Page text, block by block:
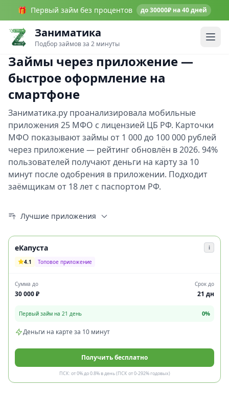
🎁 Первый займ без процентов до 30000₽ на 40 дней
Заниматика
Подбор займов за 2 минуты
Займы через приложение —
быстрое оформление на
смартфоне
Заниматика.ру проанализировала мобильные
приложения 25 МФО с лицензией ЦБ РФ. Карточки
МФО показывают займы от 1 000 до 100 000 рублей
через приложение — рейтинг обновлён в 2026. 94%
пользователей получают деньги на карту за 10
минут после одобрения в приложении. Подходит
заёмщикам от 18 лет с паспортом РФ.
еКапуста
i
4.1
Топовое приложение
Сумма до
30 000 ₽
Срок до
21 дн
Первый займ на 21 день 0%
Деньги на карте за 10 минут
Получить бесплатно
ПСК: от 0% до 0.8% в день (ПСК от 0-292% годовых)